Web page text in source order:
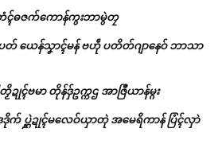
ၚ်ဓဇက်ကောန်ကွးဘာမွဲတၠ
ယေန်သၞာၚ်မန် ဗဟဵု ပတိတ်ဂျာနေဝ် ဘာသာ
ဗမာ တိုန်ဒှ်ဥက္ကဌ အာဇြဳယာန်မ္ဂး
က် ပ္ဋဲဍုၚ်မလေဝ်ယှာတုဲ အမေရိကာန် ပြံၚ်လှာဲ